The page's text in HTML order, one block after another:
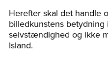
Herefter skal det handle
billedkunstens betydning
selvstændighed og ikke
Island.